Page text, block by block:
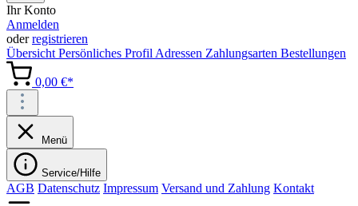
Ihr Konto
Anmelden
oderregistrieren
Übersicht Persönliches Profil Adressen Zahlungsarten Bestellungen
0,00 €*
Menü
Service/Hilfe
AGB Datenschutz Impressum Versand und Zahlung Kontakt